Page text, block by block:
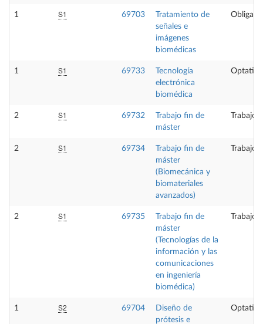
1 S1 69703
Tratamiento de
señales e
imágenes
biomédicas
1 S1 69733
Tecnología
electrónica
biomédica
Optativa
2 S1 69732
Trabajo fin de
máster
Trabajo
2 S1 69734
Trabajo fin de
máster
(Biomecánica y
biomateriales
avanzados)
Trabajo
2 S1 69735
Trabajo fin de
máster
(Tecnologías de la
información y las
comunicaciones
en ingeniería
biomédica)
Trabajo
1 S2 69704
Diseño de
prótesis e
Optativa